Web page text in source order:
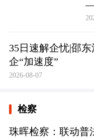
35日速解企忧|邵
企“加速度”
2026-08-07
检察
珠晖检察：联动普